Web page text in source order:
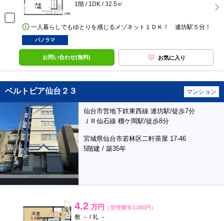
1階 / 1DK / 32.5㎡
一人暮らしでもゆとりを感じるメゾネット１ＤＫ！ 連坊駅５分！
パノラマ
お問い合わせ(無料) お気に入り
ベルトピア仙台２３ マンション
仙台市営地下鉄東西線 連坊駅/徒歩7分
ＪＲ仙石線 榴ケ岡駅/徒歩8分
宮城県仙台市若林区二軒茶屋 17-46
5階建 / 築35年
4.2 万円 （管理費等3,000円）
敷 － / 礼 －